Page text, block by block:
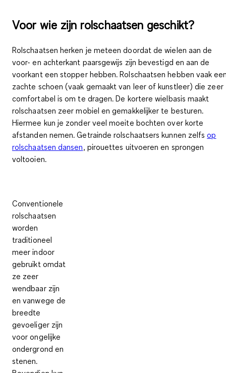
Voor wie zijn rolschaatsen geschikt?
Rolschaatsen herken je meteen doordat dewielen aan de
voor- en achterkant paarsgewijs zijn bevestigd en aan de
voorkant een stopper hebben. Rolschaatsen hebben vaak
zachte schoen (vaak gemaakt van leer of kunstleer) die zeer
comfortabel is om te dragen. De kortere wielbasis maakt
rolschaatsen zeer mobiel en gemakkelijker te besturen.
Hiermee kun je zonder veel moeite bochten over korte
afstanden nemen. Getrainde rolschaatsers kunnen zelfsop
rolschaatsen dansen, pirouettes uitvoeren en sprongen
voltooien.
Conventionele
rolschaatsen
worden
traditioneel
meerindoor
gebruikt omdat
ze zeer
wendbaar zijn
en vanwege de
breedte
gevoeliger zijn
voor ongelijke
ondergrond en
stenen.